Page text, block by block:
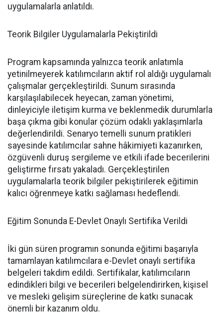
uygulamalarla anlatıldı.
Teorik Bilgiler Uygulamalarla Pekiştirildi
Program kapsamında yalnızca teorik anlatımla
yetinilmeyerek katılımcıların aktif rol aldığı uygulamalı
çalışmalar gerçekleştirildi. Sunum sırasında
karşılaşılabilecek heyecan, zaman yönetimi,
dinleyiciyle iletişim kurma ve beklenmedik durumlarla
başa çıkma gibi konular çözüm odaklı yaklaşımlarla
değerlendirildi. Senaryo temelli sunum pratikleri
sayesinde katılımcılar sahne hâkimiyeti kazanırken,
özgüvenli duruş sergileme ve etkili ifade becerilerini
geliştirme fırsatı yakaladı. Gerçekleştirilen
uygulamalarla teorik bilgiler pekiştirilerek eğitimin
kalıcı öğrenmeye katkı sağlaması hedeflendi.
Eğitim Sonunda E-Devlet Onaylı Sertifika Verildi
İki gün süren programın sonunda eğitimi başarıyla
tamamlayan katılımcılara e-Devlet onaylı sertifika
belgeleri takdim edildi. Sertifikalar, katılımcıların
edindikleri bilgi ve becerileri belgelendirirken, kişisel
ve mesleki gelişim süreçlerine de katkı sunacak
önemli bir kazanım oldu.